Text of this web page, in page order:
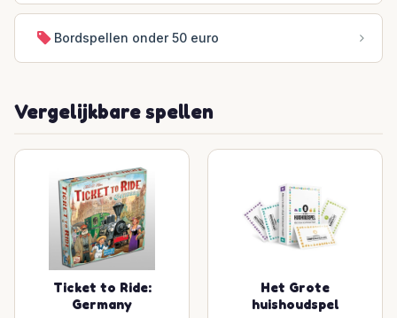
Bordspellen onder 50 euro
Vergelijkbare spellen
Ticket to Ride:
Germany
Het Grote
huishoudspel